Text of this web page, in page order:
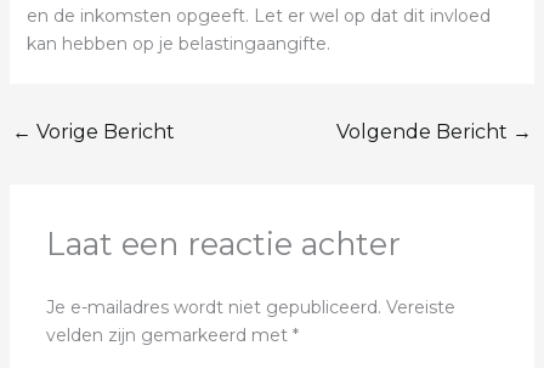
en de inkomsten opgeeft. Let er wel op dat dit invloed
kan hebben op je belastingaangifte.
← Vorige Bericht Volgende Bericht →
Laat een reactie achter
Je e-mailadres wordt niet gepubliceerd. Vereiste
velden zijn gemarkeerd met *